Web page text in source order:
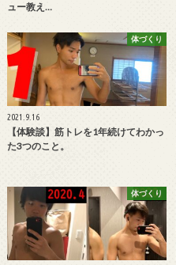
ュー教え…
体づくり
2021.9.16
【体験談】筋トレを1年続けてわかっ
た3つのこと。
体づくり